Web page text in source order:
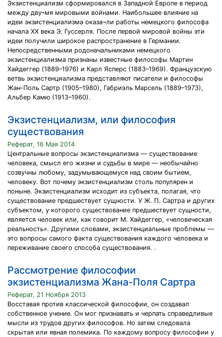
Экзистенциализм сформировался в Западной Европе в период
между дву¬мя мировыми войнами. Наибольшее влияние на
идеи экзистенциализма оказа¬ли работы немецкого философа
начала XX века Э. Гуссерля. После первой мировой войны эти
идеи получили широкое распространение в Германии.
Непосредственными родоначальниками немецкого
экзистенциализма признаны известные философы Мартин
Хайдеггер (1889–1976) и Карл Ясперс (1883–1969). Французскую
ветвь экзистенциализма представляют писатели и философы
Жан-Поль Сартр (1905–1980), Габриэль Марсель (1889–1973),
Альбер Камю (1913–1960).
Экзистенциализм, или философия
существования
Реферат, 16 Мая 2014
Центральные вопросы экзистенциализма — существование
человека, смысл его жизни и судьбы в мире — необычайно
созвучны любому, задумывающемуся над своим бытием,
человеку. Вот почему экзистенциализм столь популярен и
поныне. Экзистенциализм исходит из субъекта, полагая, что
существование предшествует сущности. У Ж. П. Сартра и других
субъектом, у которого существование предшествует сущности,
является человек или, как говорит М. Хайдеггер, «человеческая
реальность». Другими словами, экзистенциальные проблемы —
этo вопросы самого факта существования каждого человека и
переживание своего способа существования. .
Рассмотрение философии
экзистенциализма Жана-Поля Сартра
Реферат, 21 Ноября 2013
Восставая против классической философии, он создавал
собственное учение. Он мог признавать и черпать справедливые
мысли из трудов других философов. Но затем следовала
скрытая или явная полемика. По каждому вопросу философии у